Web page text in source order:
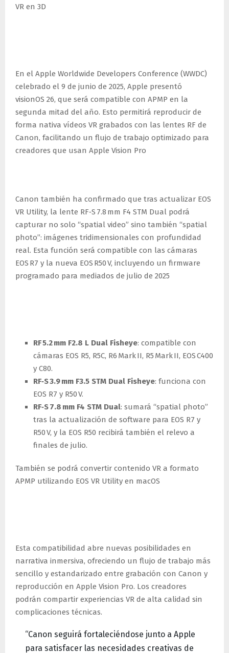
VR en 3D
En el Apple Worldwide Developers Conference (WWDC)
celebrado el 9 de junio de 2025, Apple presentó
visionOS 26, que será compatible con APMP en la
segunda mitad del año. Esto permitirá reproducir de
forma nativa vídeos VR grabados con las lentes RF de
Canon, facilitando un flujo de trabajo optimizado para
creadores que usan Apple Vision Pro
Canon también ha confirmado que tras actualizar EOS
VR Utility, la lente RF‑S 7.8 mm F4 STM Dual podrá
capturar no solo “spatial video” sino también “spatial
photo”: imágenes tridimensionales con profundidad
real. Esta función será compatible con las cámaras
EOS R7 y la nueva EOS R50 V, incluyendo un firmware
programado para mediados de julio de 2025
RF 5.2 mm F2.8 L Dual Fisheye: compatible con
cámaras EOS R5, R5C, R6 Mark II, R5 Mark II, EOS C400
y C80.
RF‑S 3.9 mm F3.5 STM Dual Fisheye: funciona con
EOS R7 y R50 V.
RF‑S 7.8 mm F4 STM Dual: sumará “spatial photo”
tras la actualización de software para EOS R7 y
R50 V, y la EOS R50 recibirá también el relevo a
finales de julio.
También se podrá convertir contenido VR a formato
APMP utilizando EOS VR Utility en macOS
Esta compatibilidad abre nuevas posibilidades en
narrativa inmersiva, ofreciendo un flujo de trabajo más
sencillo y estandarizado entre grabación con Canon y
reproducción en Apple Vision Pro. Los creadores
podrán compartir experiencias VR de alta calidad sin
complicaciones técnicas.
“Canon seguirá fortaleciéndose junto a Apple
para satisfacer las necesidades creativas de